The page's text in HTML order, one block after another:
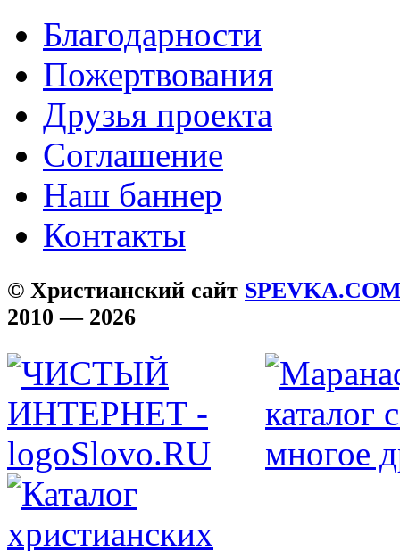
Благодарности
Пожертвования
Друзья проекта
Соглашение
Наш баннер
Контакты
© Христианский сайт
2010 — 2026